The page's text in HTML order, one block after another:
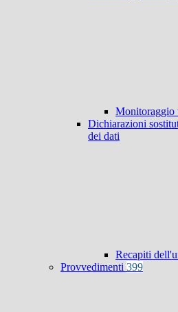
Monitoraggio
Dichiarazioni
dei dati
Recapiti
Provvedimenti 399